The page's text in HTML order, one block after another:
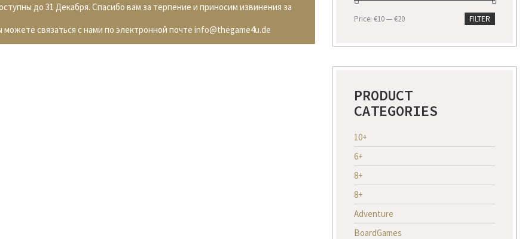
до 31 Декабря. Спасибо вам за терпение и приносим извинения за
связаться с нами по электронной почте info@thegame4u.de
Min
Max
FILTER
Price: €10—€20
PRODUCT
CATEGORIES
10+
6+
8+
8+
Adventure
BoardGames